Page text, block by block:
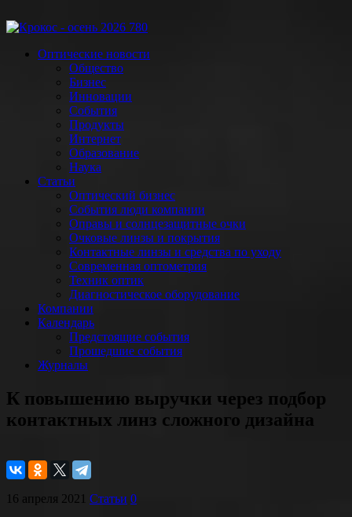
Оптические новости
Общество
Бизнес
Инновации
События
Продукты
Интернет
Образование
Наука
Статьи
Оптический бизнес
События люди компании
Оправы и солнцезащитные очки
Очковые линзы и покрытия
Контактные линзы и средства по уходу
Современная оптометрия
Техник оптик
Диагностическое оборудование
Компании
Календарь
Предстоящие события
Прошедшие события
Журналы
К повышению выручки через подбор
контактных линз сложного дизайна
16 апреля 2021 Статьи 0